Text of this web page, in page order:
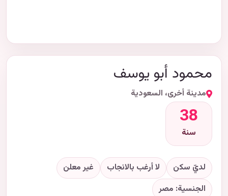
محمود أبو يوسف
مدينة أخرى، السعودية
38
سنة
لديّ سكن لا أرغب بالانجاب
غير معلن
الجنسية: مصر